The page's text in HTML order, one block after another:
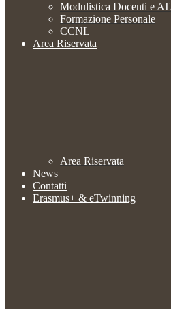
Modulistica Docenti e
Formazione Personale
CCNL
Area Riservata
Area Riservata
News
Contatti
Erasmus+ & eTwinning